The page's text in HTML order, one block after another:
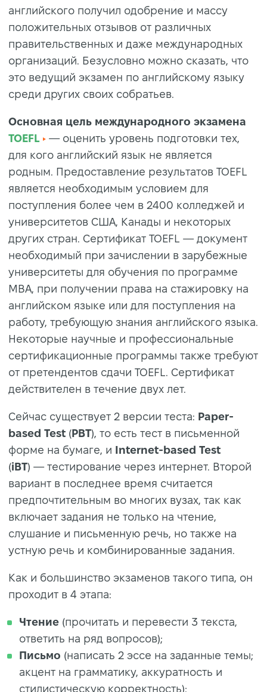
английского получил одобрение и массу
положительных отзывов от различных
правительственных и даже международных
организаций. Безусловно можно сказать, что
это ведущий экзамен по английскому языку
среди других своих собратьев.
Основная цель международного экзамена
TOEFL
— оценить уровень подготовки тех,
для кого английский язык не является
родным. Предоставление результатов TOEFL
является необходимым условием для
поступления более чем в 2400 колледжей и
университетов США, Канады и некоторых
других стран. Сертификат TOEFL — документ
необходимый при зачислении в зарубежные
университеты для обучения по программе
MBA, при получении права на стажировку на
английском языке или для поступления на
работу, требующую знания английского языка.
Некоторые научные и профессиональные
сертификационные программы также требуют
от претендентов сдачи TOEFL. Сертификат
действителен в течение двух лет.
Сейчас существует 2 версии теста: Paper-
based Test (PBT), то есть тест в письменной
форме на бумаге, и Internet-based Test
(iBT) — тестирование через интернет. Второй
вариант в последнее время считается
предпочтительным во многих вузах, так как
включает задания не только на чтение,
слушание и письменную речь, но также на
устную речь и комбинированные задания.
Как и большинство экзаменов такого типа, он
проходит в 4 этапа:
Чтение (прочитать и перевести 3 текста,
ответить на ряд вопросов);
Письмо (написать 2 эссе на заданные темы;
акцент на грамматику, аккуратность и
стилистическую корректность);